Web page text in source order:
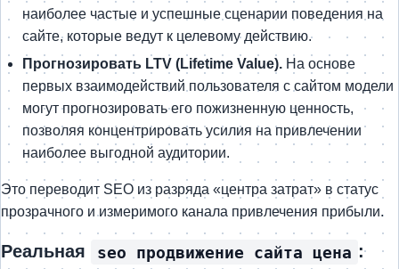
наиболее частые и успешные сценарии поведения на
сайте, которые ведут к целевому действию.
Прогнозировать LTV (Lifetime Value). На основе
первых взаимодействий пользователя с сайтом модели
могут прогнозировать его пожизненную ценность,
позволяя концентрировать усилия на привлечении
наиболее выгодной аудитории.
Это переводит SEO из разряда «центра затрат» в статус
прозрачного и измеримого канала привлечения прибыли.
Реальная seo продвижение сайта цена :